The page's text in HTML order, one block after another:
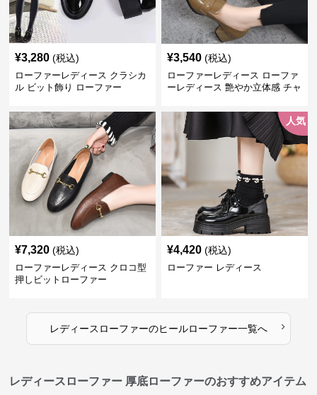
¥3,280 (税込)
ローファーレディース クラシカ
ル ビット飾り ローファー
¥3,540 (税込)
ローファーレディース ローファ
ーレディース 艶やか立体感 チャ
¥7,320 (税込)
ローファーレディース クロコ型
押しビットローファー
人気
¥4,420 (税込)
ローファー レディース
レディースローファーのヒールローファー一覧へ ›
レディースローファー 厚底ローファーのおすすめアイテム